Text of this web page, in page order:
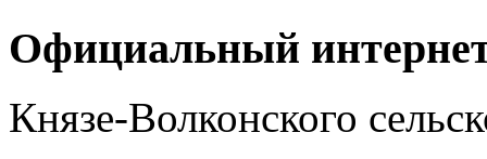
Официальный
Князе-Волконского